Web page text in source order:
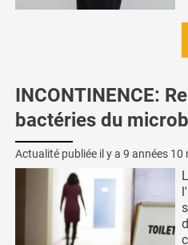
INCONTINENCE:
bactéries du
Actualité publiée il y a 9 années 10